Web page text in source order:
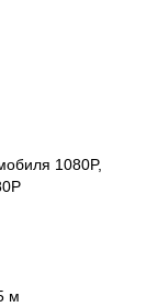
1080P,
м